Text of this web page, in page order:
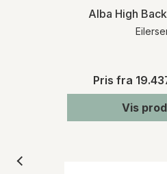
Alba High
Pris fra
Vis